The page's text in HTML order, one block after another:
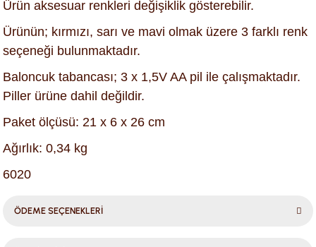
Ürün aksesuar renkleri değişiklik gösterebilir.
Ürünün; kırmızı, sarı ve mavi olmak üzere 3 farklı renk
seçeneği bulunmaktadır.
Baloncuk tabancası; 3 x 1,5V AA pil ile çalışmaktadır.
Piller ürüne dahil değildir.
Paket ölçüsü: 21 x 6 x 26 cm
Ağırlık: 0,34 kg
6020
ÖDEME SEÇENEKLERİ